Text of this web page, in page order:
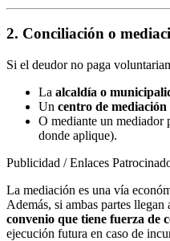
2. Conciliación o
Si el deudor no paga
La alcaldía o
Un centro de
O mediante un mediador
donde aplique).
Publicidad / Enlaces
La mediación es una vía
Además, si ambas partes
convenio que tiene fuerza de
ejecución futura en caso de